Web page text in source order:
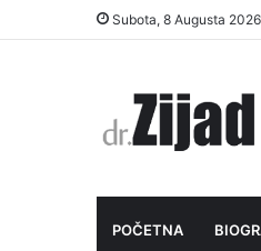
Subota, 8 Augusta 2026
POČETNA